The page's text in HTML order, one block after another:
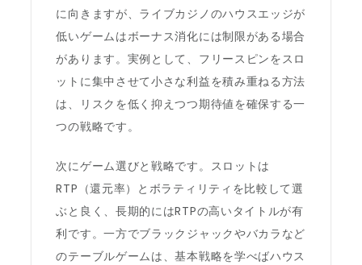
に向きますが、ライブカジノのハウスエッジが
低いゲームはボーナス消化には制限がある場合
があります。実例として、フリースピンをスロ
ットに集中させて小さな利益を積み重ねる方法
は、リスクを低く抑えつつ期待値を確保する一
つの戦略です。
次にゲーム選びと戦略です。スロットは
RTP（還元率）とボラティリティを比較して選
ぶと良く、長期的にはRTPの高いタイトルが有
利です。一方でブラックジャックやバカラなど
のテーブルゲームは、基本戦略を学べばハウス